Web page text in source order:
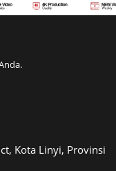
Kota Linyi, Provinsi